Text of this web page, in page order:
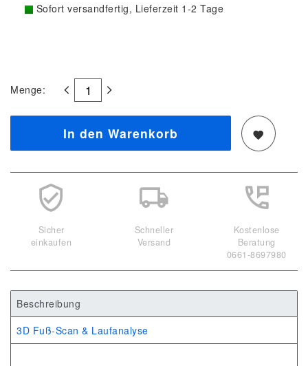
Sofort versandfertig, Lieferzeit 1-2 Tage
Menge:
In den Warenkorb
Sicher
einkaufen
Schneller
Versand
Kostenlose
Beratung
0661-8697980
Beschreibung
3D Fuß-Scan & Laufanalyse